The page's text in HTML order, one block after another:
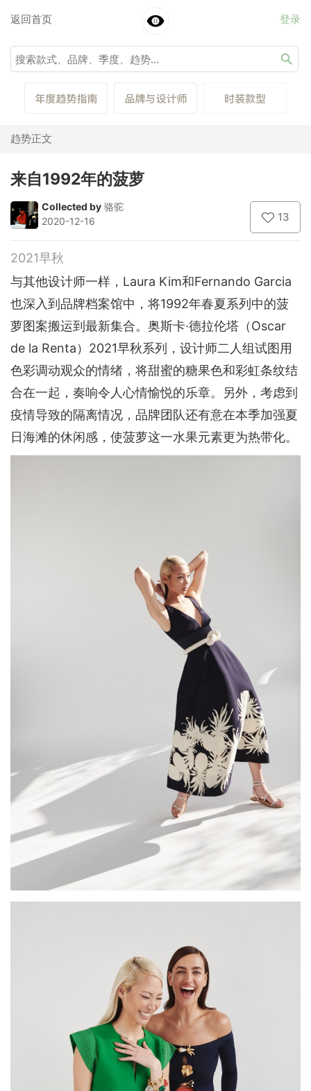
返回首页 登录
趋势正文
来自1992年的菠萝
Collected by 骆驼
2020-12-16
13
2021早秋
与其他设计师一样，Laura Kim和Fernando Garcia
也深入到品牌档案馆中，将1992年春夏系列中的菠
萝图案搬运到最新集合。奥斯卡·德拉伦塔（Oscar
de la Renta）2021早秋系列，设计师二人组试图用
色彩调动观众的情绪，将甜蜜的糖果色和彩虹条纹结
合在一起，奏响令人心情愉悦的乐章。另外，考虑到
疫情导致的隔离情况，品牌团队还有意在本季加强夏
日海滩的休闲感，使菠萝这一水果元素更为热带化。